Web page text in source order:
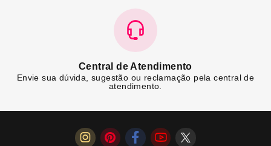
Central de Atendimento
Envie sua dúvida, sugestão ou reclamação pela central de
atendimento.